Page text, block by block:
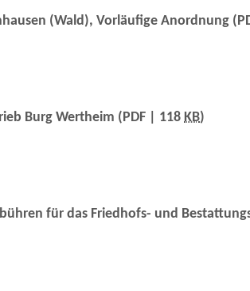
(Wald), Vorläufige Anordnung
Burg Wertheim (PDF | 118 KB)
für das Friedhofs- und